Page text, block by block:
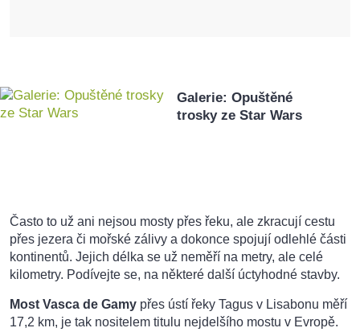
Galerie: Opuštěné
trosky ze Star Wars
Často to už ani nejsou mosty přes řeku, ale zkracují cestu
přes jezera či mořské zálivy a dokonce spojují odlehlé části
kontinentů. Jejich délka se už neměří na metry, ale celé
kilometry. Podívejte se, na některé další úctyhodné stavby.
Most Vasca de Gamy přes ústí řeky Tagus v Lisabonu měří
17,2 km, je tak nositelem titulu nejdelšího mostu v Evropě.